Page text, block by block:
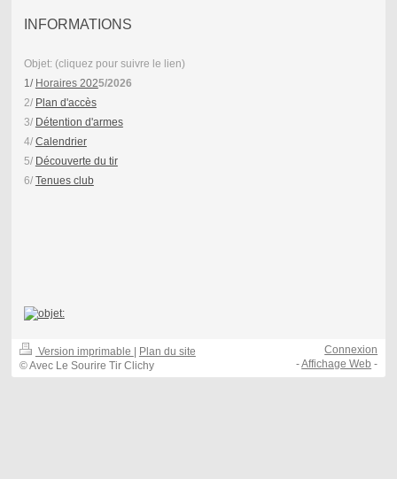
INFORMATIONS
Objet: (cliquez pour suivre le lien)
1/ Horaires 2025/2026
2/ Plan d'accès
3/ Détention d'armes
4/ Calendrier
5/ Découverte du tir
6/ Tenues club
Version imprimable
Plan du site
© Avec Le Sourire Tir Clichy
Connexion
-Affichage Web -